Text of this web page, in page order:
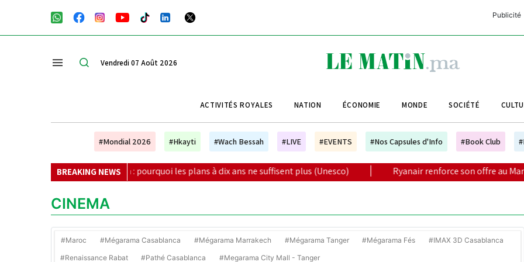
Publicité
Vendredi 07 Août 2026
ACTIVITÉS ROYALES NATION ÉCONOMIE MONDE SOCIÉTÉ
#Mondial 2026 #Hkayti #Wach Bessah #LIVE #EVENTS #Nos Capsules d'Info #Book Club
BREAKING NEWS
Éducation : pourquoi les plans à dix ans ne suffisent plus (Unesco) | Ryanair renforce son offre au Maroc avec 17
CINEMA
#Maroc #Mégarama Casablanca #Mégarama Marrakech #Mégarama Tanger #Mégarama Fés #IMAX 3D Casablanca
#Renaissance Rabat #Pathé Casablanca #Megarama City Mall - Tanger